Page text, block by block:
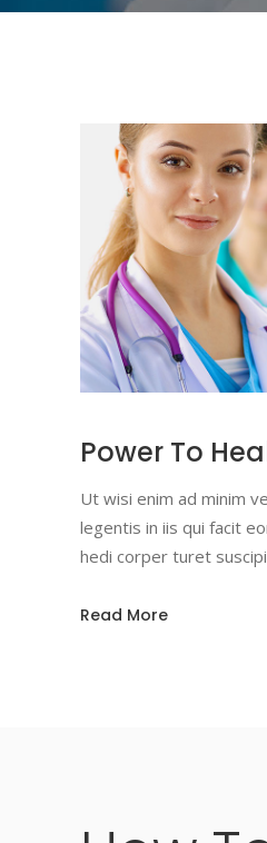
Power To
Ut wisi enim ad minim
legentis in iis qui facit
hedi corper turet
Read More